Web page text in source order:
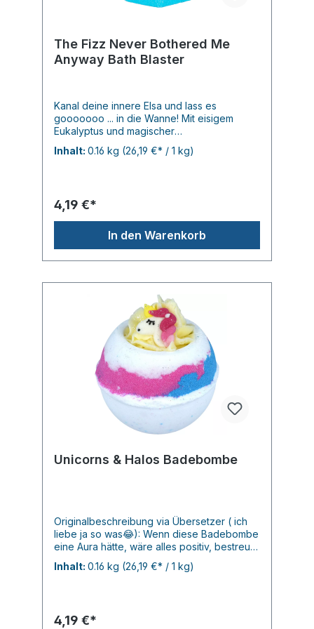
The Fizz Never Bothered Me
Anyway Bath Blaster
Kanal deine innere Elsa und lass es
gooooooo ... in die Wanne! Mit eisigem
Eukalyptus und magischer
Weihrauchverwandelt sich diese festliche
Sprudelzeit in Ihr eigenes
Inhalt: 0.16 kg (26,19 €* / 1 kg)
4,19 €*
In den Warenkorb
Unicorns & Halos Badebombe
Originalbeschreibung via Übersetzer ( ich
liebe ja so was😂): Wenn diese Badebombe
eine Aura hätte, wäre alles positiv, bestreut
mit einer Prise Glitzer und einem Spritzer
feuchtigkeitsspendender Butter. Innen mit
und Geranie sorgen für Frieden. Und der
Inhalt: 0.16 kg (26,19 €* / 1 kg)
4,19 €*